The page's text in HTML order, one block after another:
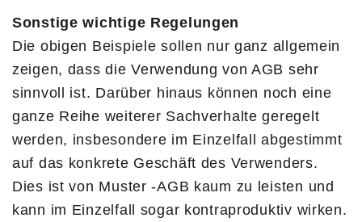
Sonstige wichtige Regelungen
Die obigen Beispiele sollen nur ganz allgemein
zeigen, dass die Verwendung von AGB sehr
sinnvoll ist. Darüber hinaus können noch eine
ganze Reihe weiterer Sachverhalte geregelt
werden, insbesondere im Einzelfall abgestimmt
auf das konkrete Geschäft des Verwenders.
Dies ist von Muster -AGB kaum zu leisten und
kann im Einzelfall sogar kontraproduktiv wirken.